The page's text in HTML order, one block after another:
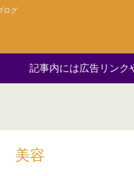
ログ
記事内には広告リンク
美容